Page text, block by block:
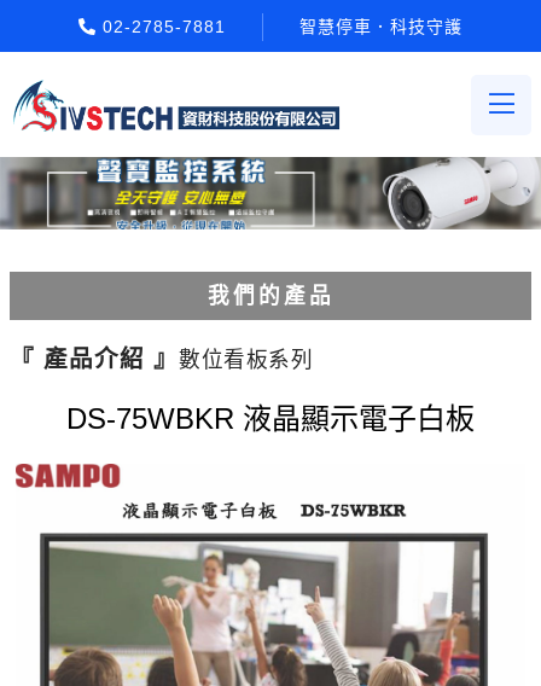
02-2785-7881 智慧停車．科技守護
我們的產品
電動柵欄機系列
Etag長距離讀卡機系列
紅綠燈號誌系統系列
人員通關管制機系列
停車場周邊系列
『 產品介紹 』 數位看板系列
DS-75WBKR 液晶顯示電子白板